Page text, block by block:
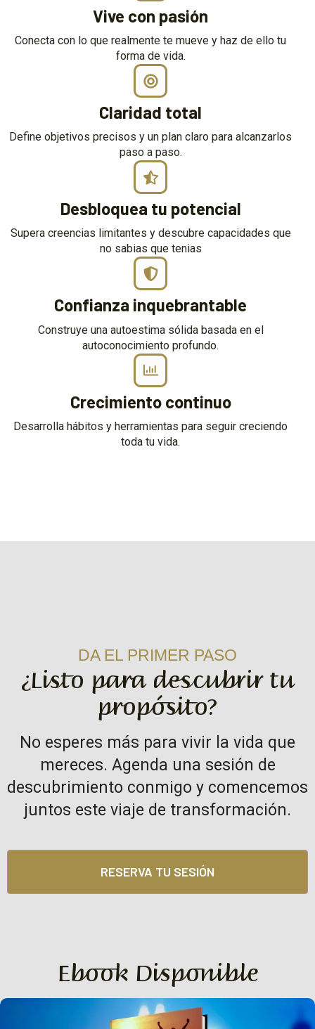
Vive con pasión
Conecta con lo que realmente te mueve y haz de ello tu
forma de vida.
Claridad total
Define objetivos precisos y un plan claro para alcanzarlos
paso a paso.
Desbloquea tu potencial
Supera creencias limitantes y descubre capacidades que
no sabias que tenias
Confianza inquebrantable
Construye una autoestima sólida basada en el
autoconocimiento profundo.
Crecimiento continuo
Desarrolla hábitos y herramientas para seguir creciendo
toda tu vida.
DA EL PRIMER PASO
¿Listo para descubrir tu
propósito?
No esperes más para vivir la vida que
mereces. Agenda una sesión de
descubrimiento conmigo y comencemos
juntos este viaje de transformación.
RESERVA TU SESIÓN
Ebook Disponible